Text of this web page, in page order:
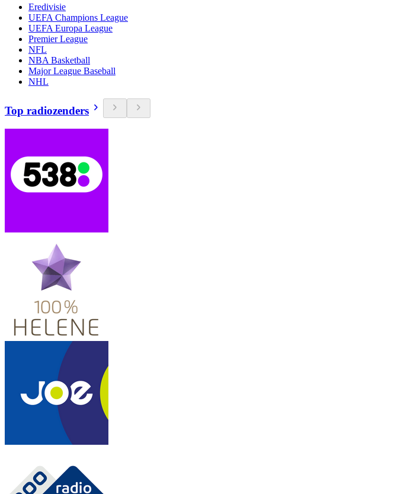
Eredivisie
UEFA Champions League
UEFA Europa League
Premier League
NFL
NBA Basketball
Major League Baseball
NHL
Top radiozenders